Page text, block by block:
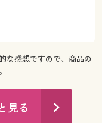
な感想ですので、商品の
見る